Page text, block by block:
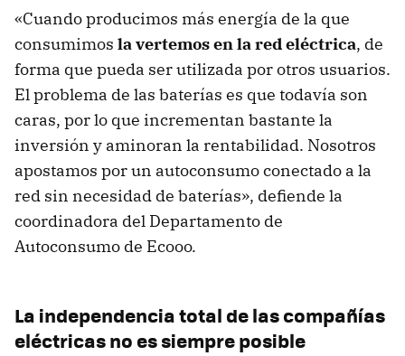
«Cuando producimos más energía de la que
consumimos la vertemos en la red eléctrica, de
forma que pueda ser utilizada por otros usuarios.
El problema de las baterías es que todavía son
caras, por lo que incrementan bastante la
inversión y aminoran la rentabilidad. Nosotros
apostamos por un autoconsumo conectado a la
red sin necesidad de baterías», defiende la
coordinadora del Departamento de
Autoconsumo de Ecooo.
La independencia total de las compañías
eléctricas no es siempre posible